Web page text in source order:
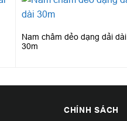
Nam châm dẻo dạng dải dài
30m
CHÍNH SÁCH